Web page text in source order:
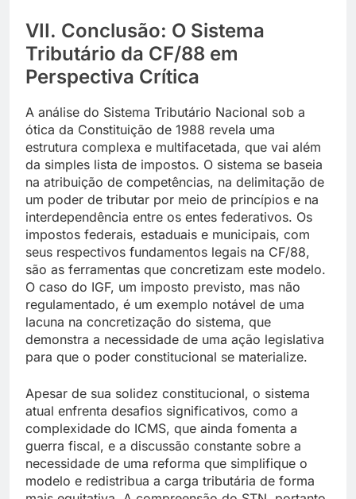
VII. Conclusão: O Sistema
Tributário da CF/88 em
Perspectiva Crítica
A análise do Sistema Tributário Nacional sob a
ótica da Constituição de 1988 revela uma
estrutura complexa e multifacetada, que vai além
da simples lista de impostos. O sistema se baseia
na atribuição de competências, na delimitação de
um poder de tributar por meio de princípios e na
interdependência entre os entes federativos. Os
impostos federais, estaduais e municipais, com
seus respectivos fundamentos legais na CF/88,
são as ferramentas que concretizam este modelo.
O caso do IGF, um imposto previsto, mas não
regulamentado, é um exemplo notável de uma
lacuna na concretização do sistema, que
demonstra a necessidade de uma ação legislativa
para que o poder constitucional se materialize.
Apesar de sua solidez constitucional, o sistema
atual enfrenta desafios significativos, como a
complexidade do ICMS, que ainda fomenta a
guerra fiscal, e a discussão constante sobre a
necessidade de uma reforma que simplifique o
modelo e redistribua a carga tributária de forma